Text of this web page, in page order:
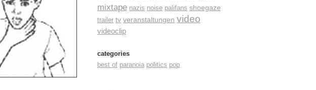
mixtape nazis noise palifans shoegaze
trailer tv veranstaltungen video
videoclip
categories
best of paranoia politics pop